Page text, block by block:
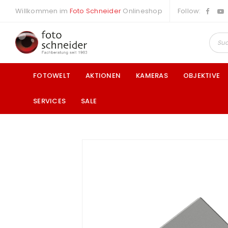
Willkommen im Foto Schneider Onlineshop Follow:
FOTOWELT AKTIONEN KAMERAS OBJEKTIVE
SERVICES SALE